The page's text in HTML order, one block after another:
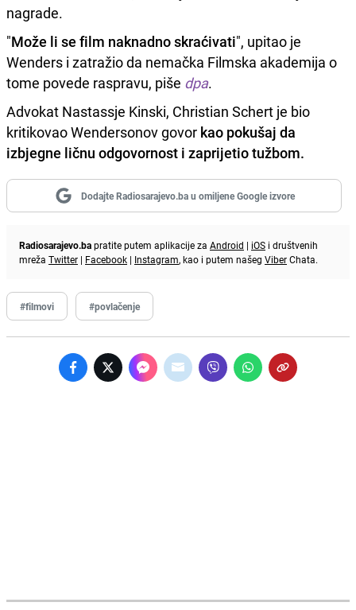
nagrade.
"Može li se film naknadno skraćivati", upitao je
Wenders i zatražio da nemačka Filmska akademija o
tome povede raspravu, piše dpa.
Advokat Nastassje Kinski, Christian Schert je bio
kritikovao Wendersonov govor kao pokušaj da
izbjegne ličnu odgovornost i zaprijetio tužbom.
Dodajte Radiosarajevo.ba u omiljene Google izvore
Radiosarajevo.bapratite putem aplikacije za Android | iOS i društvenih
mreža Twitter | Facebook | Instagram, kao i putem našeg ViberChata.
#filmovi #povlačenje